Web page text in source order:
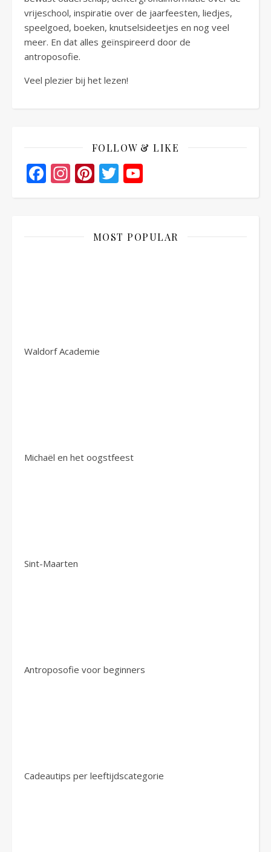
vrijeschool, inspiratie over de jaarfeesten, liedjes,
speelgoed, boeken, knutselsideetjes en nog veel
meer. En dat alles geïnspireerd door de
antroposofie.
Veel plezier bij het lezen!
FOLLOW & LIKE
Facebook
Instagram
Pinterest
Twitter
Channel
MOST POPULAR
Waldorf Academie
Michaël en het oogstfeest
Sint-Maarten
Antroposofie voor beginners
Cadeautips per leeftijdscategorie